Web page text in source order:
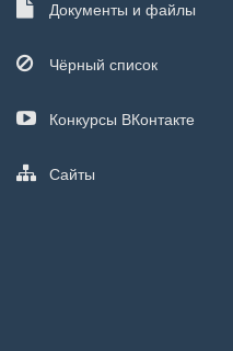
Документы и файлы
Чёрный список
Конкурсы ВКонтакте
Сайты